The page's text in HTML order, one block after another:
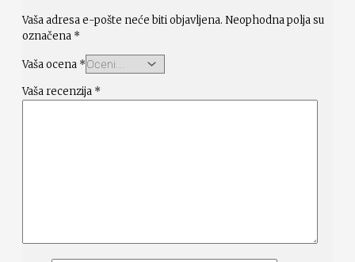
Vaša adresa e-pošte neće biti objavljena. Neophodna polja su
označena *
Vaša ocena *
Vaša recenzija *